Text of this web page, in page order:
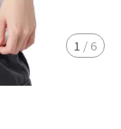
1 / 6